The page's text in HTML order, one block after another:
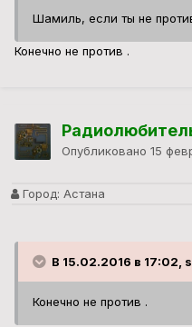
Шамиль, если ты не
Конечно не против .
Опубликовано 15
Город: Астана
В 15.02.2016 в 17:02,
Конечно не против .